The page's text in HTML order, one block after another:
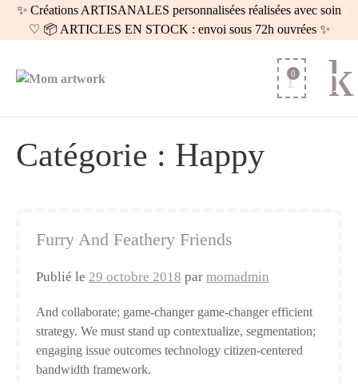
✨ Créations ARTISANALES personnalisées réalisées avec soin
♡ 📦 ARTICLES EN STOCK : envoi sous 72h ouvrées ✨
0
Catégorie : Happy
Furry And Feathery Friends
Publié le 29 octobre 2018 par momadmin
And collaborate; game-changer game-changer efficient
strategy. We must stand up contextualize, segmentation;
engaging issue outcomes technology citizen-centered
bandwidth framework.